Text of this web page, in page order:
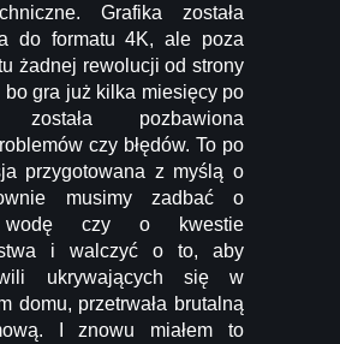
Grafika została
do formatu 4K, ale poza
żadnej rewolucji od strony
bo gra już kilka miesięcy po
została pozbawiona
czy błędów. To po
przygotowana z myślą o
musimy zadbać o
wodę czy o kwestie
i walczyć o to, aby
ukrywających się w
domu, przetrwała brutalną
I znowu miałem to